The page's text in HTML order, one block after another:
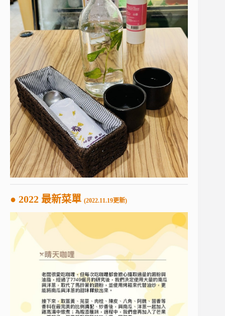
● 2022 最新菜單 (2022.11.19更新)